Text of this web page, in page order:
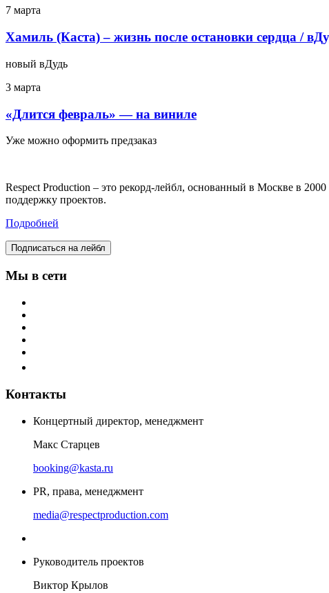
7 марта
Хамиль (Каста) – жизнь после остановки сердца /
новый вДудь
3 марта
«Длится февраль» — на виниле
Уже можно оформить предзаказ
Respect Production – это рекорд-лейбл, основанный в Москве в
поддержку проектов.
Подробней
Подписаться на лейбл
Мы в сети
Контакты
Концертный директор, менеджмент
Макс Старцев
booking@kasta.ru
PR, права, менеджмент
media@respectproduction.com
Руководитель проектов
Виктор Крылов